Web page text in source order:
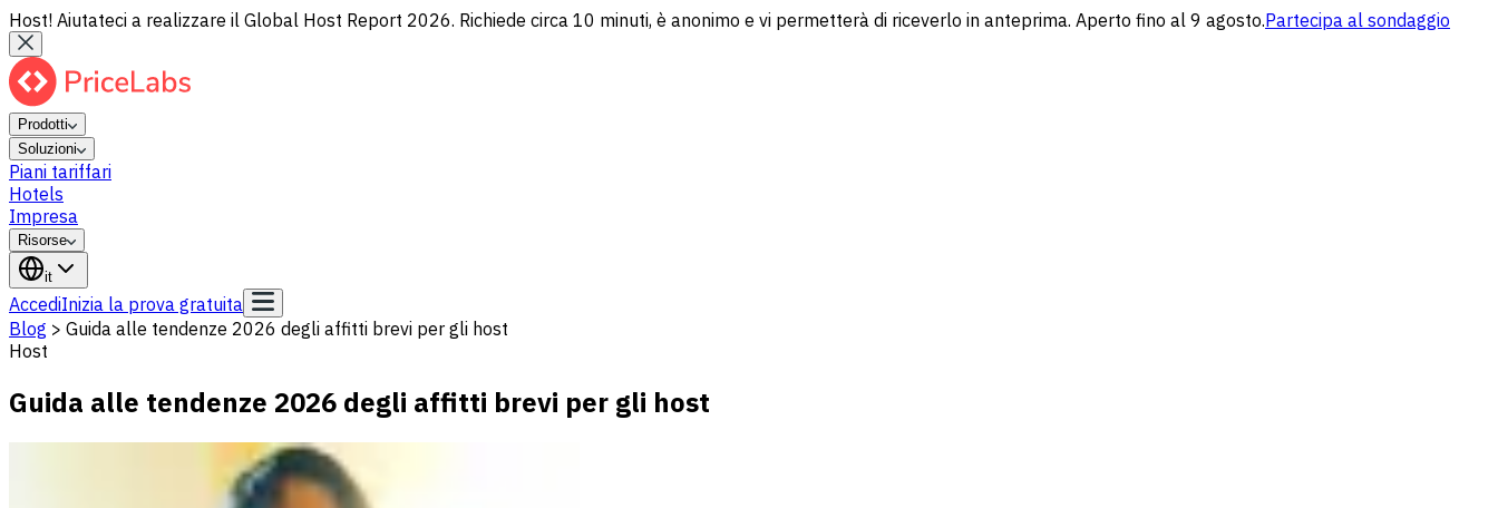
Host! Aiutateci a realizzare il Global Host Report 2026. Richiede circa 10 minuti, è anonimo e vi permetterà di riceverlo in anteprima. Aperto fino al 9 agosto.Partecipa al sondaggio
Prodotti
Soluzioni
Piani tariffari
Hotels
Impresa
Risorse
it
AccediInizia la prova gratuita
Blog > Guida alle tendenze 2026 degli affitti brevi per gli host
Host
Guida alle tendenze 2026 degli affitti brevi per gli host